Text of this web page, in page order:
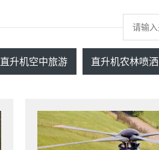
直升机空中旅游 直升机农林喷洒